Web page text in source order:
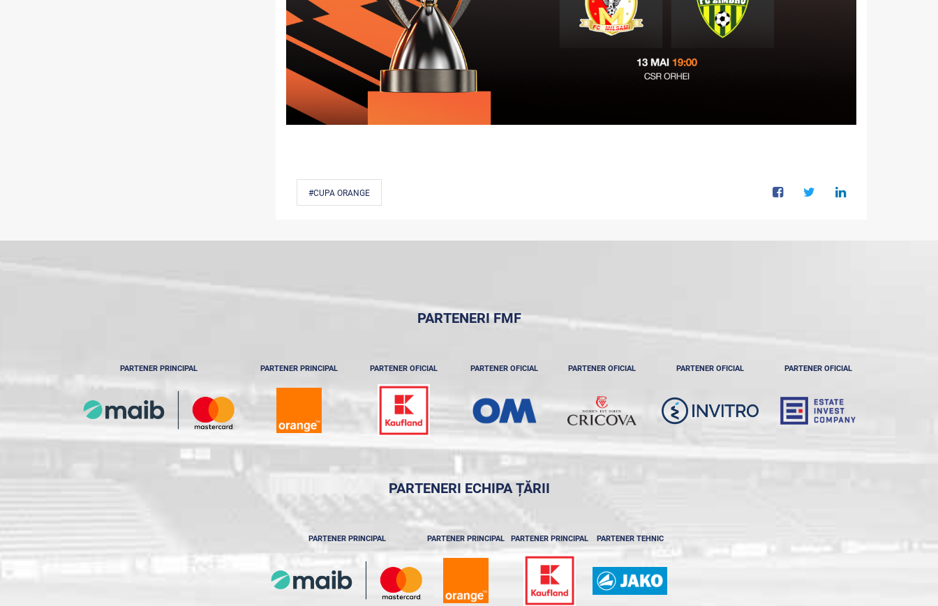
#CUPA ORANGE
PARTENERI FMF
PARTENER PRINCIPAL PARTENER PRINCIPAL PARTENER OFICIAL PARTENER OFICIAL PARTENER OFICIAL PARTENER OFICIAL PARTENER OFICIAL
PARTENERI ECHIPA ȚĂRII
PARTENER PRINCIPAL PARTENER PRINCIPAL PARTENER PRINCIPAL PARTENER TEHNIC